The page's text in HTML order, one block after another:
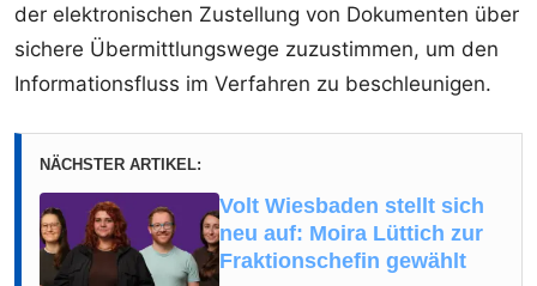
der elektronischen Zustellung von Dokumenten über
sichere Übermittlungswege zuzustimmen, um den
Informationsfluss im Verfahren zu beschleunigen.
NÄCHSTER ARTIKEL:
Volt Wiesbaden stellt sich
neu auf: Moira Lüttich zur
Fraktionschefin gewählt